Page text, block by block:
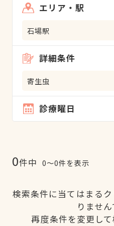
エリア・駅
石場駅
詳細条件
寄生虫
診療曜日
0件中 0〜0件を表示
検索条件に当てはまる
りません
再度条件を変更して